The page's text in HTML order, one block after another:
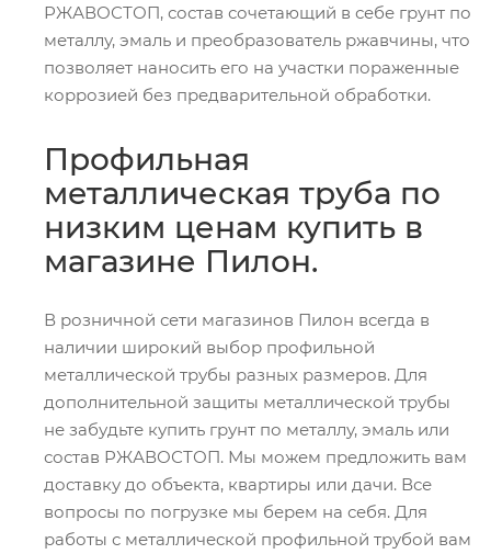
РЖАВОСТОП, состав сочетающий в себе грунт по
металлу, эмаль и преобразователь ржавчины, что
позволяет наносить его на участки пораженные
коррозией без предварительной обработки.
Профильная
металлическая труба по
низким ценам купить в
магазине Пилон.
В розничной сети магазинов Пилон всегда в
наличии широкий выбор профильной
металлической трубы разных размеров. Для
дополнительной защиты металлической трубы
не забудьте купить грунт по металлу, эмаль или
состав РЖАВОСТОП. Мы можем предложить вам
доставку до объекта, квартиры или дачи. Все
вопросы по погрузке мы берем на себя. Для
работы с металлической профильной трубой вам